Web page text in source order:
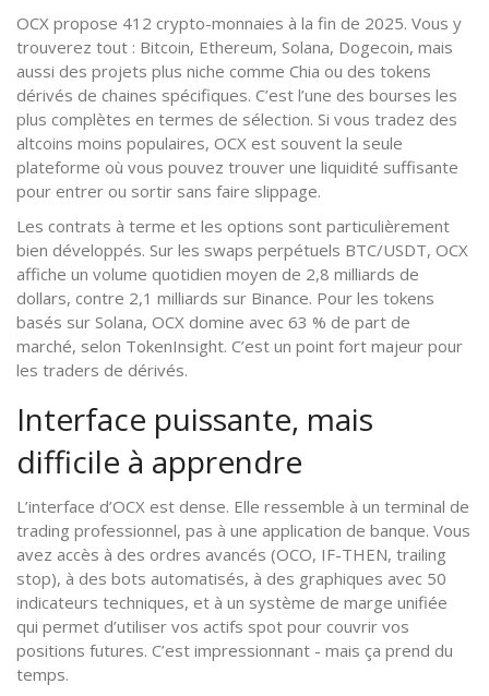
OCX propose 412 crypto-monnaies à la fin de 2025. Vous y
trouverez tout : Bitcoin, Ethereum, Solana, Dogecoin, mais
aussi des projets plus niche comme Chia ou des tokens
dérivés de chaines spécifiques. C’est l’une des bourses les
plus complètes en termes de sélection. Si vous tradez des
altcoins moins populaires, OCX est souvent la seule
plateforme où vous pouvez trouver une liquidité suffisante
pour entrer ou sortir sans faire slippage.
Les contrats à terme et les options sont particulièrement
bien développés. Sur les swaps perpétuels BTC/USDT, OCX
affiche un volume quotidien moyen de 2,8 milliards de
dollars, contre 2,1 milliards sur Binance. Pour les tokens
basés sur Solana, OCX domine avec 63 % de part de
marché, selon TokenInsight. C’est un point fort majeur pour
les traders de dérivés.
Interface puissante, mais
difficile à apprendre
L’interface d’OCX est dense. Elle ressemble à un terminal de
trading professionnel, pas à une application de banque. Vous
avez accès à des ordres avancés (OCO, IF-THEN, trailing
stop), à des bots automatisés, à des graphiques avec 50
indicateurs techniques, et à un système de marge unifiée
qui permet d’utiliser vos actifs spot pour couvrir vos
positions futures. C’est impressionnant - mais ça prend du
temps.